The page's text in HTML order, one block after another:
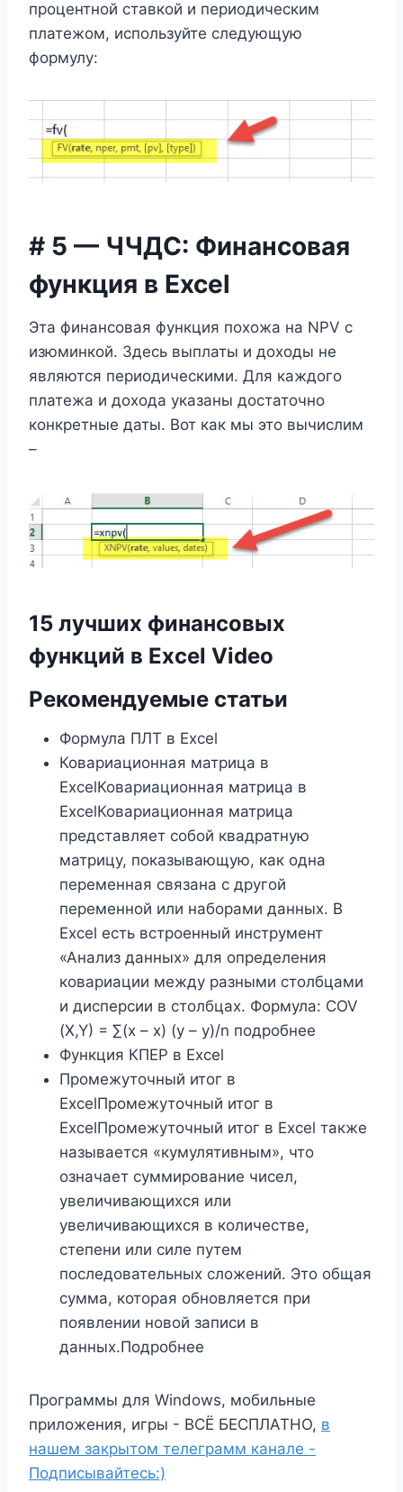
процентной ставкой и периодическим
платежом, используйте следующую
формулу:
# 5 — ЧЧДС: Финансовая
функция в Excel
Эта финансовая функция похожа на NPV с
изюминкой. Здесь выплаты и доходы не
являются периодическими. Для каждого
платежа и дохода указаны достаточно
конкретные даты. Вот как мы это вычислим
–
15 лучших финансовых
функций в Excel Video
Рекомендуемые статьи
Формула ПЛТ в Excel
Ковариационная матрица в
ExcelКовариационная матрица в
ExcelКовариационная матрица
представляет собой квадратную
матрицу, показывающую, как одна
переменная связана с другой
переменной или наборами данных. В
Excel есть встроенный инструмент
«Анализ данных» для определения
ковариации между разными столбцами
и дисперсии в столбцах. Формула: COV
(X,Y) = ∑(x – x) (y – y)/n подробнее
Функция КПЕР в Excel
Промежуточный итог в
ExcelПромежуточный итог в
ExcelПромежуточный итог в Excel также
называется «кумулятивным», что
означает суммирование чисел,
увеличивающихся или
увеличивающихся в количестве,
степени или силе путем
последовательных сложений. Это общая
сумма, которая обновляется при
появлении новой записи в
данных.Подробнее
Программы для Windows, мобильные
приложения, игры - ВСЁ БЕСПЛАТНО, в
нашем закрытом телеграмм канале -
Подписывайтесь:)